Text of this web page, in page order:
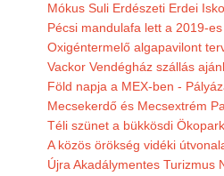
Mókus Suli Erdészeti Erdei
Pécsi mandulafa lett a 2019-
Oxigéntermelő algapavilont
Vackor Vendégház szállás
Föld napja a MEX-ben -
Mecsekerdő és Mecsextrém
Téli szünet a bükkösdi
A közös örökség vidéki
Újra Akadálymentes Turizmus